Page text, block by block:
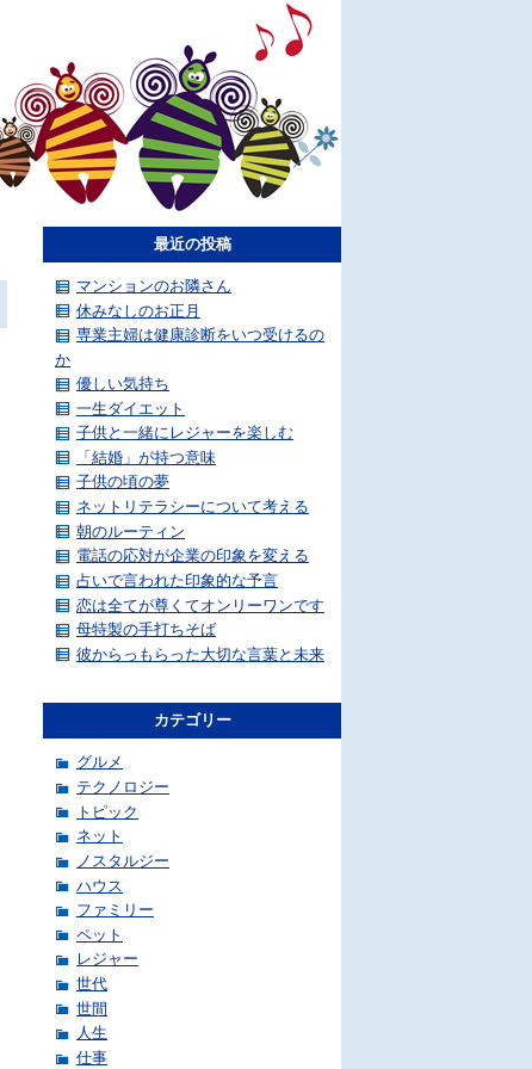
最近の投稿
マンションのお隣さん
休みなしのお正月
専業主婦は健康診断をいつ受けるの
か
優しい気持ち
一生ダイエット
子供と一緒にレジャーを楽しむ
「結婚」が持つ意味
子供の頃の夢
ネットリテラシーについて考える
朝のルーティン
電話の応対が企業の印象を変える
占いで言われた印象的な予言
恋は全てが尊くてオンリーワンです
母特製の手打ちそば
彼からっもらった大切な言葉と未来
カテゴリー
グルメ
テクノロジー
トピック
ネット
ノスタルジー
ハウス
ファミリー
ペット
レジャー
世代
世間
人生
仕事